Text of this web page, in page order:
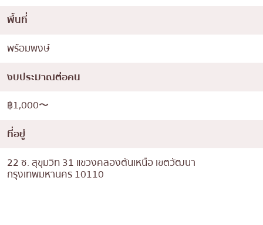
พื้นที่
พร้อมพงษ์
งบประมาณต่อคน
฿1,000〜
ที่อยู่
22 ซ. สุขุมวิท 31 แขวงคลองตันเหนือ เขตวัฒนา
กรุงเทพมหานคร 10110